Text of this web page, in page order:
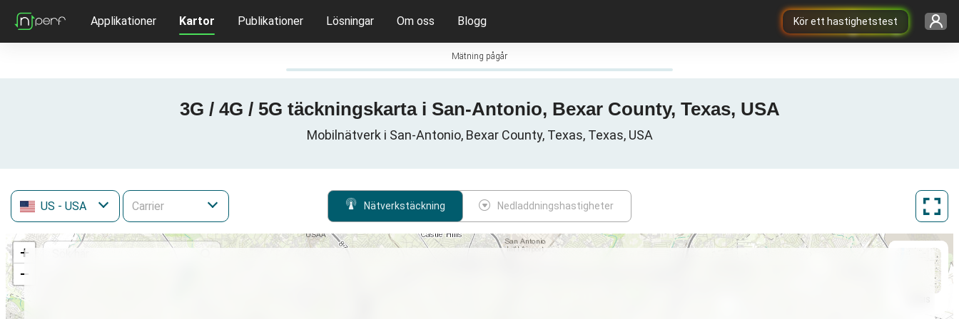
Kör ett hastighetstest
Applikationer Kartor Publikationer Lösningar Om oss Blogg
Mätning pågår
3G / 4G / 5G täckningskarta i San-Antonio, Bexar County, Texas, USA
Mobilnätverk i San-Antonio, Bexar County, Texas, Texas, USA
US - USA Nätverkstäckning Nedladdningshastigheter
+
−